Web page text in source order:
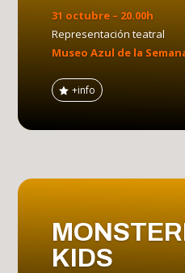
31 octubre – 20.00h
Representación teatral
Museo Azul de la
+info
KIDS